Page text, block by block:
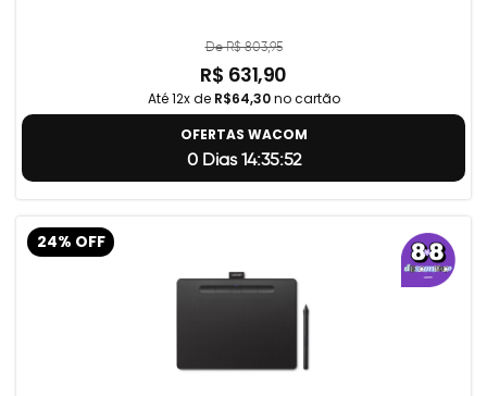
De R$ 803,95
R$ 631,90
Até 12x de R$64,30no cartão
OFERTAS WACOM
0 Dias 14:35:51
24% OFF